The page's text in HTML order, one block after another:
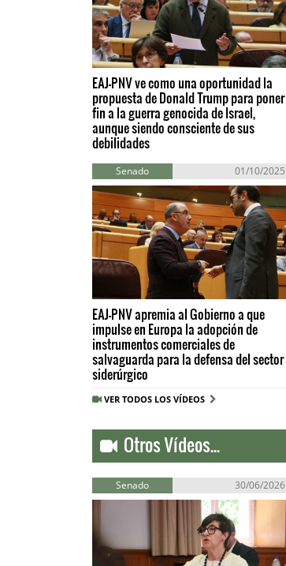
EAJ-PNV ve como una oportunidad la
propuesta de Donald Trump para poner
fin a la guerra genocida de Israel,
aunque siendo consciente de sus
debilidades
Senado 01/10/2025
EAJ-PNV apremia al Gobierno a que
impulse en Europa la adopción de
instrumentos comerciales de
salvaguarda para la defensa del sector
siderúrgico
VER TODOS LOS VÍDEOS
Otros Vídeos...
Senado 30/06/2026